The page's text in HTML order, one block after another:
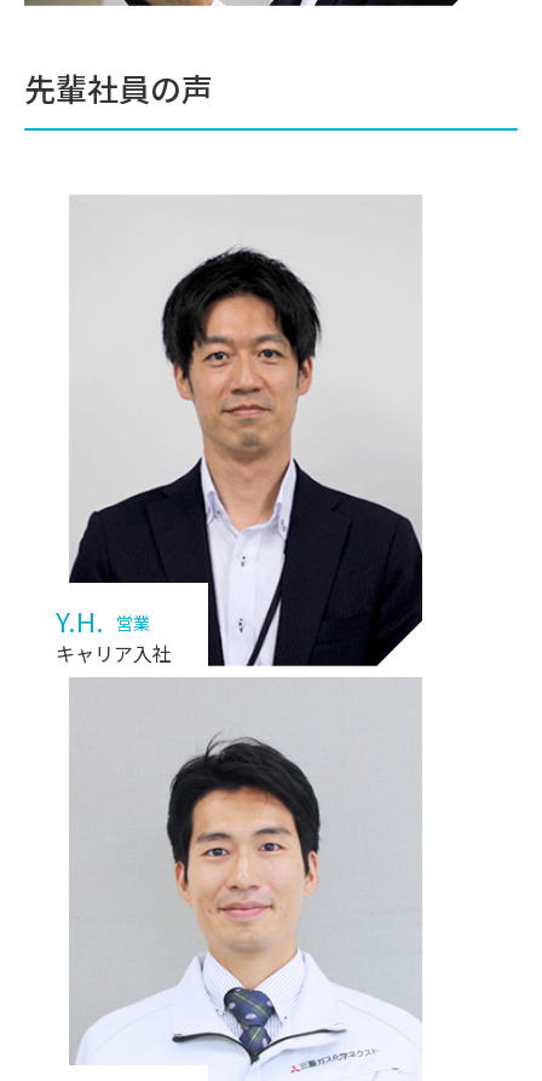
先輩社員の声
Y.H. 営業
キャリア入社